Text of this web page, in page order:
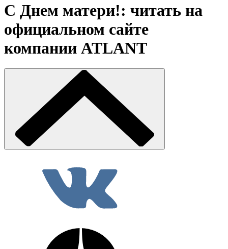
С Днем матери!: читать на
официальном сайте
компании ATLANT